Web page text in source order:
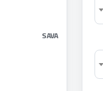
SAVA